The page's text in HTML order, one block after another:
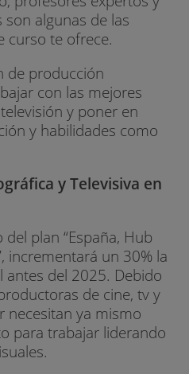
algunas de las
curso te ofrece.
de producción
con las mejores
y poner en
y habilidades como
y Televisiva en
plan “España, Hub
incrementará un 30% la
del 2025. Debido
de cine, tv y
necesitan ya mismo
para trabajar liderando